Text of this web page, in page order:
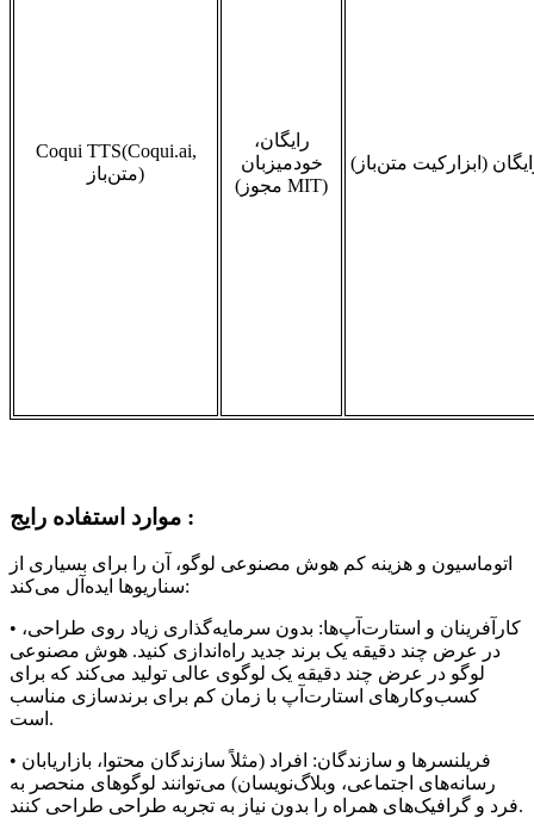
Coqui TTS(Coqui.ai,
متن‌باز)
رایگان،
خودمیزبان
( مجوز MIT)
(ابزارکیت متن‌باز)
موارد استفاده رایج :
اتوماسیون و هزینه کم هوش مصنوعی لوگو، آن را برای بسیاری از
سناریوها ایده‌آل می‌کند:
• کارآفرینان و استارت‌آپ‌ها: بدون سرمایه‌گذاری زیاد روی طراحی،
در عرض چند دقیقه یک برند جدید راه‌اندازی کنید. هوش مصنوعی
لوگو در عرض چند دقیقه یک لوگوی عالی تولید می‌کند که برای
کسب‌وکارهای استارت‌آپ با زمان کم برای برندسازی مناسب
است.
• فریلنسرها و سازندگان: افراد (مثلاً سازندگان محتوا، بازاریابان
رسانه‌های اجتماعی، وبلاگ‌نویسان) می‌توانند لوگوهای منحصر به
فرد و گرافیک‌های همراه را بدون نیاز به تجربه طراحی طراحی کنند.